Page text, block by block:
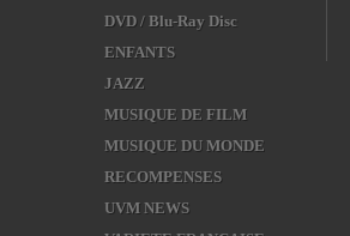
DVD / Blu-Ray Disc
ENFANTS
JAZZ
MUSIQUE DE FILM
MUSIQUE DU MONDE
RECOMPENSES
UVM NEWS